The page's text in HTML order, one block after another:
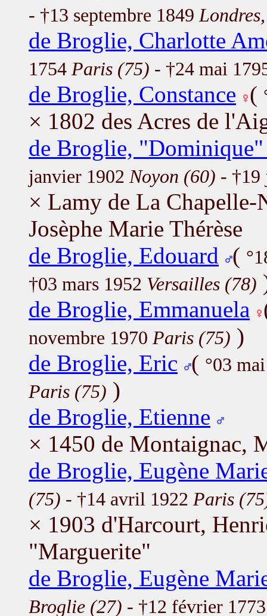
- †13 septembre 1849
de Broglie, Charlotte
1754 Paris (75) - †24 mai
de Broglie, Constance (
× 1802 des Acres de
de Broglie, "Dominique"
janvier 1902 Noyon (60) -
× Lamy de La
Josèphe Marie Thérèse
de Broglie, Edouard
(
†03 mars 1952 Versailles (78)
de Broglie, Emmanuela
novembre 1970 Paris (75) )
de Broglie, Eric ( °03
Paris (75) )
de Broglie, Etienne
× 1450 de Montaignac,
de Broglie, Eugène
(75) - †14 avril 1922 Paris
× 1903 d'Harcourt,
"Marguerite"
de Broglie, Eugène
Broglie (27) - †12 février